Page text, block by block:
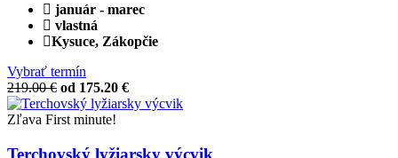
január - marec
vlastná
Kysuce, Zákopčie
Vybrať termín
219.00 € od 175.20 €
Zľava First minute!
Terchovský lyžiarsky výcvik